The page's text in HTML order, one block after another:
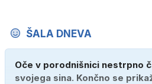
ŠALA DNEVA
Oče v porodnišnici nestrpno
svojega sina. Končno se